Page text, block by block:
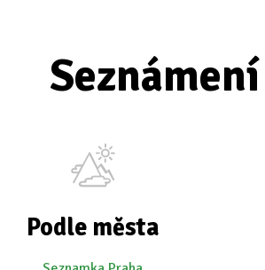
Podle města